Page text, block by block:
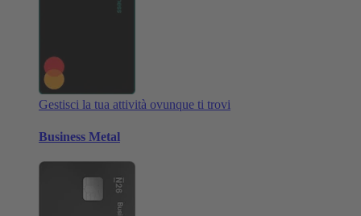
Gestisci la tua attività ovunque ti trovi
Business Metal